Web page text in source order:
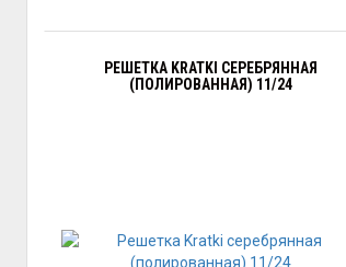
РЕШЕТКА KRATKI СЕРЕБРЯННАЯ
(ПОЛИРОВАННАЯ) 11/24